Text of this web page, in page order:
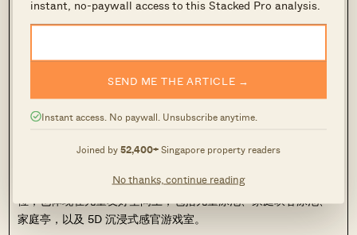
instant, no-paywall access to this Stacked Pro analysis.
SEND ME THE ARTICLE →
Instant access. No paywall. Unsubscribe anytime.
Joined by52,400+Singapore property readers
No thanks, continue reading
50 米泳道池、设备齐全的健身房与 3 间多功能房。面向家庭的定
位，也体现在儿童友好空间上，包括儿童泳池、家庭峡谷泳池、
家庭亭，以及 5D 沉浸式感官游戏室。